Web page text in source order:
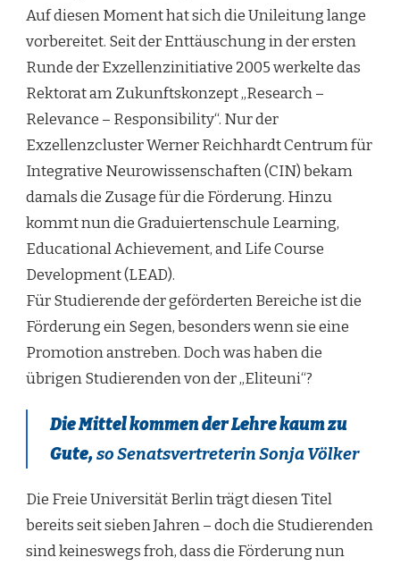
Auf diesen Moment hat sich die Unileitung lange
vorbereitet. Seit der Enttäuschung in der ersten
Runde der Exzellenzinitiative 2005 werkelte das
Rektorat am Zukunftskonzept „Research –
Relevance – Responsibility“. Nur der
Exzellenzcluster Werner Reichhardt Centrum für
Integrative Neurowissenschaften (CIN) bekam
damals die Zusage für die Förderung. Hinzu
kommt nun die Graduiertenschule Learning,
Educational Achievement, and Life Course
Development (LEAD).
Für Studierende der geförderten Bereiche ist die
Förderung ein Segen, besonders wenn sie eine
Promotion anstreben. Doch was haben die
übrigen Studierenden von der „Eliteuni“?
Die Mittel kommen der Lehre kaum zu
Gute,so Senatsvertreterin Sonja Völker
Die Freie Universität Berlin trägt diesen Titel
bereits seit sieben Jahren – doch die Studierenden
sind keineswegs froh, dass die Förderung nun